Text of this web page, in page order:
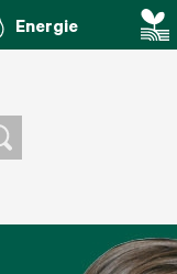
Energie